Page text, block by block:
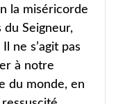
la miséricorde
du Seigneur,
ne s’agit pas
à notre
du monde, en